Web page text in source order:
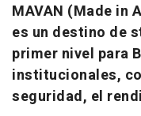
MAVAN (Made in
es un destino de
primer nivel para
institucionales,
seguridad, el